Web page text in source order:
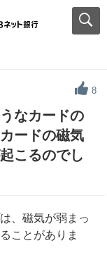
8
なカードの
ードの磁気
こるのでし
、磁気が弱まっ
ことがありま